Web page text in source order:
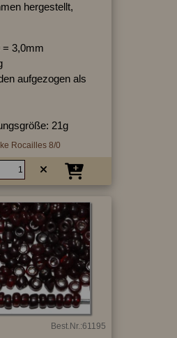
hergestellt,
= 3,0mm
aufgezogen als
21g
Rocailles 8/0
Best.Nr.:61195